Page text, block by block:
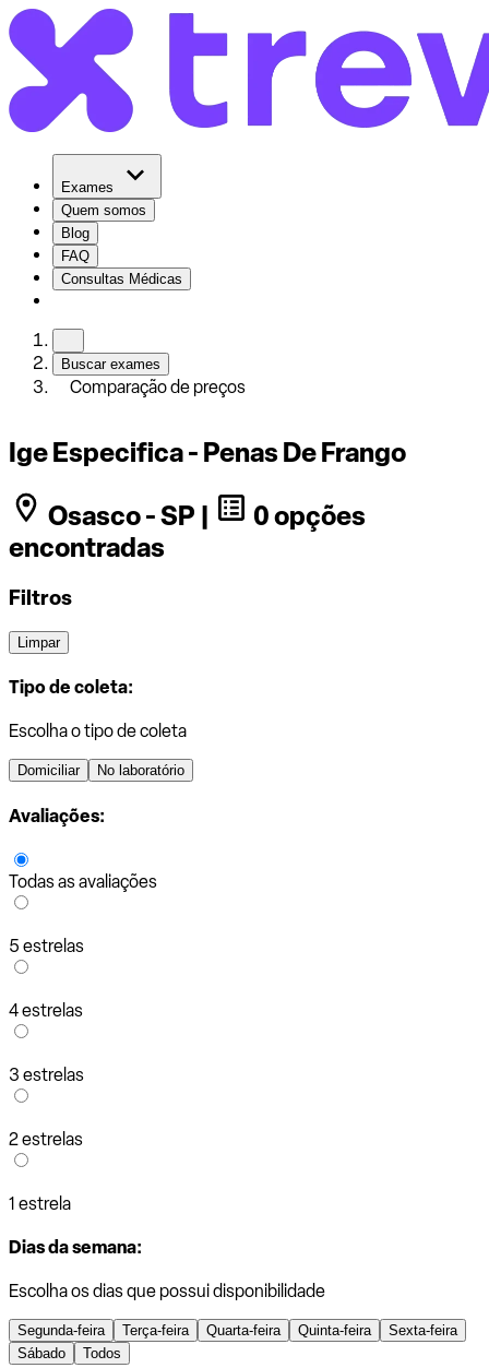
Exames
Quem somos
Blog
FAQ
Consultas Médicas
Buscar exames
Comparação de preços
Ige Especifica - Penas De Frango
Osasco - SP |
0 opções
encontradas
Filtros
Limpar
Tipo de coleta:
Escolha o tipo de coleta
Domiciliar No laboratório
Avaliações:
Todas as avaliações
5 estrelas
4 estrelas
3 estrelas
2 estrelas
1 estrela
Dias da semana:
Escolha os dias que possui disponibilidade
Segunda-feira Terça-feira Quarta-feira Quinta-feira
Sexta-feira
Sábado
Todos